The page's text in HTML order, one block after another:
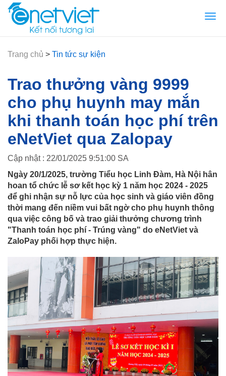
Trang chủ > Tin tức sự kiện
Trao thưởng vàng 9999
cho phụ huynh may mắn
khi thanh toán học phí trên
eNetViet qua Zalopay
Cập nhật : 22/01/2025 9:51:00 SA
Ngày 20/1/2025, trường Tiểu học Linh Đàm, Hà Nội hân
hoan tổ chức lễ sơ kết học kỳ 1 năm học 2024 - 2025
để ghi nhận sự nỗ lực của học sinh và giáo viên đồng
thời mang đến niềm vui bất ngờ cho phụ huynh thông
qua việc công bố và trao giải thưởng chương trình
"Thanh toán học phí - Trúng vàng" do eNetViet và
ZaloPay phối hợp thực hiện.